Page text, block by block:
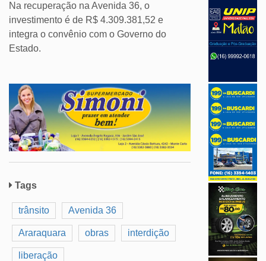
Na recuperação na Avenida 36, o
investimento é de R$ 4.309.381,52 e
integra o convênio com o Governo do
Estado.
Tags
trânsito Avenida 36
Araraquara obras interdição
liberação